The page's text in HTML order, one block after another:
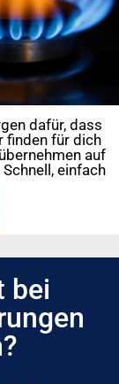
dafür, dass
finden für dich
auf
einfach
bei